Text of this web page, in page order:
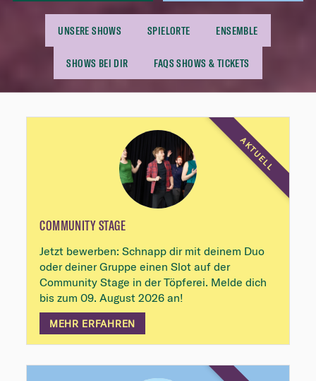
UNSERE SHOWS SPIELORTE ENSEMBLE
SHOWS BEI DIR FAQS SHOWS & TICKETS
AKTUELL
COMMUNITY STAGE
Jetzt bewerben: Schnapp dir mit deinem Duo
oder deiner Gruppe einen Slot auf der
Community Stage in der Töpferei. Melde dich
bis zum 09. August 2026 an!
MEHR ERFAHREN